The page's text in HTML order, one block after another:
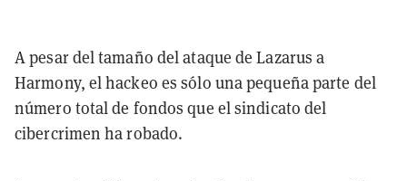
A pesar del tamaño del ataque de Lazarus a
Harmony, el hackeo es sólo una pequeña parte del
número total de fondos que el sindicato del
cibercrimen ha robado.